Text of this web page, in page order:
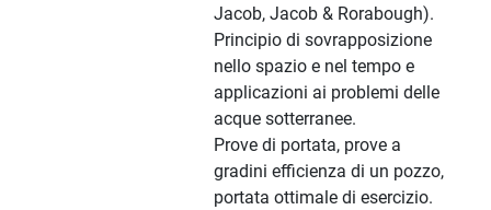
Jacob, Jacob & Rorabough).
Principio di sovrapposizione
nello spazio e nel tempo e
applicazioni ai problemi delle
acque sotterranee.
Prove di portata, prove a
gradini efficienza di un pozzo,
portata ottimale di esercizio.